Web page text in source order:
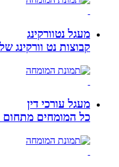
מעגל נטוורקינג
קבוצות נט וורקינג
מעגל עורכי דין
כל המומחים מתחום